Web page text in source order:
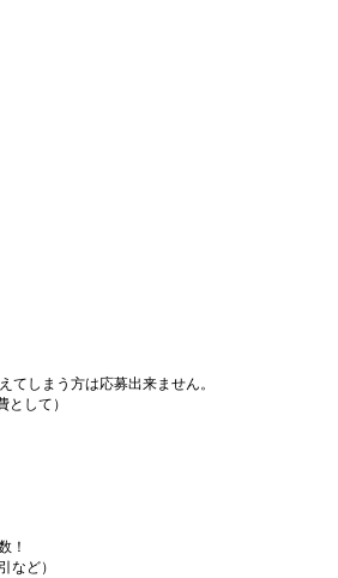
てしまう方は応募出来ません。
して）
！
など）